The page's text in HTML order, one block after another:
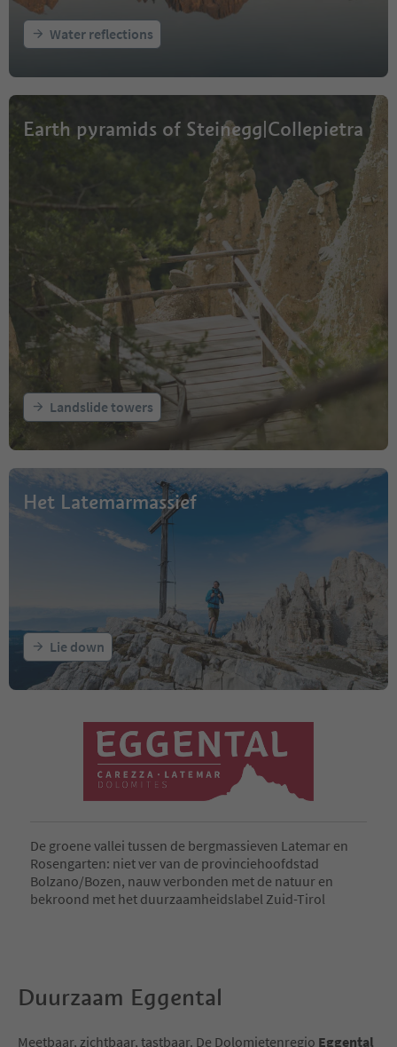
Water reflections
Earth pyramids of Steinegg|Collepietra
Landslide towers
Het Latemarmassief
Lie down
De groene vallei tussen de bergmassieven Latemar en
Rosengarten: niet ver van de provinciehoofdstad
Bolzano/Bozen, nauw verbonden met de natuur en
bekroond met het duurzaamheidslabel Zuid-Tirol
Duurzaam Eggental
Meetbaar, zichtbaar, tastbaar. De Dolomietenregio Eggental